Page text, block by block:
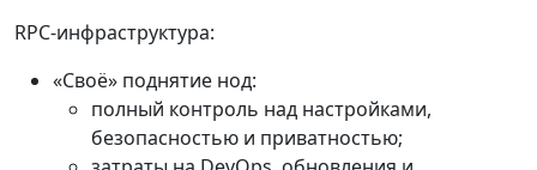
RPC-инфраструктура:
«Своё» поднятие нод:
полный контроль над настройками,
безопасностью и приватностью;